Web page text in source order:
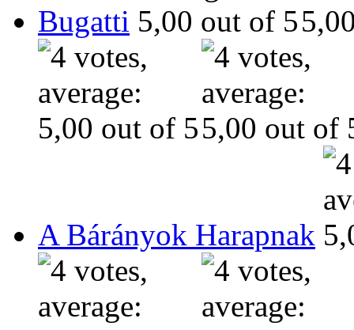
Bugatti
A Bárányok Harapnak